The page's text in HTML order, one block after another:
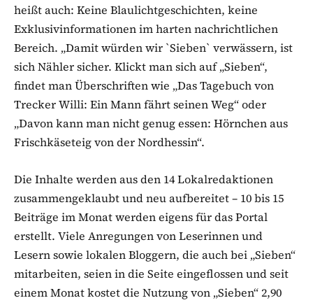
heißt auch: Keine Blaulichtgeschichten, keine
Exklusivinformationen im harten nachrichtlichen
Bereich. „Damit würden wir `Sieben` verwässern, ist
sich Nähler sicher. Klickt man sich auf „Sieben“,
findet man Überschriften wie „Das Tagebuch von
Trecker Willi: Ein Mann fährt seinen Weg“ oder
„Davon kann man nicht genug essen: Hörnchen aus
Frischkäseteig von der Nordhessin“.
Die Inhalte werden aus den 14 Lokalredaktionen
zusammengeklaubt und neu aufbereitet – 10 bis 15
Beiträge im Monat werden eigens für das Portal
erstellt. Viele Anregungen von Leserinnen und
Lesern sowie lokalen Bloggern, die auch bei „Sieben“
mitarbeiten, seien in die Seite eingeflossen und seit
einem Monat kostet die Nutzung von „Sieben“ 2,90